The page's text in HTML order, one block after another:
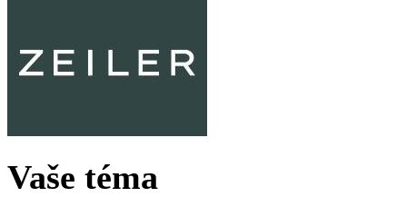
Vaše téma